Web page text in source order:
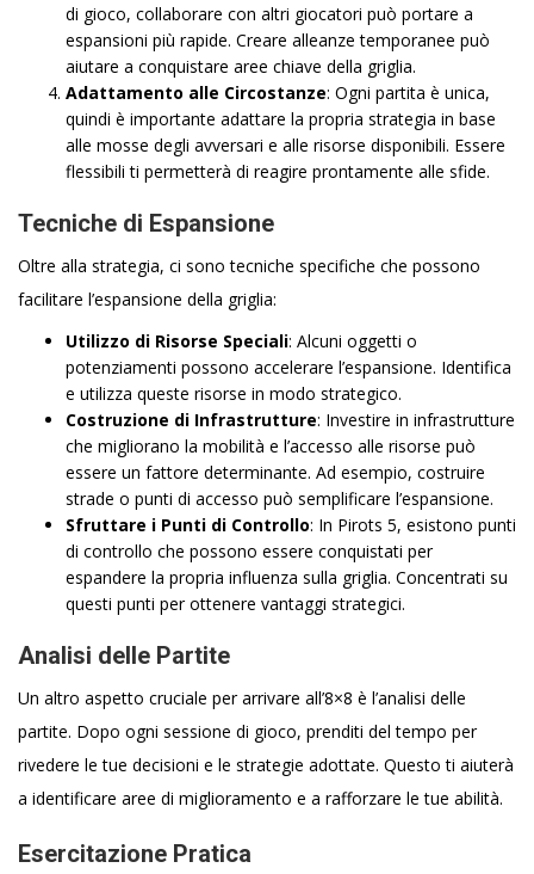
di gioco, collaborare con altri giocatori può portare a
espansioni più rapide. Creare alleanze temporanee può
aiutare a conquistare aree chiave della griglia.
Adattamento alle Circostanze: Ogni partita è unica,
quindi è importante adattare la propria strategia in base
alle mosse degli avversari e alle risorse disponibili. Essere
flessibili ti permetterà di reagire prontamente alle sfide.
Tecniche di Espansione
Oltre alla strategia, ci sono tecniche specifiche che possono
facilitare l’espansione della griglia:
Utilizzo di Risorse Speciali: Alcuni oggetti o
potenziamenti possono accelerare l’espansione. Identifica
e utilizza queste risorse in modo strategico.
Costruzione di Infrastrutture: Investire in infrastrutture
che migliorano la mobilità e l’accesso alle risorse può
essere un fattore determinante. Ad esempio, costruire
strade o punti di accesso può semplificare l’espansione.
Sfruttare i Punti di Controllo: In Pirots 5, esistono punti
di controllo che possono essere conquistati per
espandere la propria influenza sulla griglia. Concentrati su
questi punti per ottenere vantaggi strategici.
Analisi delle Partite
Un altro aspetto cruciale per arrivare all’8×8 è l’analisi delle
partite. Dopo ogni sessione di gioco, prenditi del tempo per
rivedere le tue decisioni e le strategie adottate. Questo ti aiuterà
a identificare aree di miglioramento e a rafforzare le tue abilità.
Esercitazione Pratica